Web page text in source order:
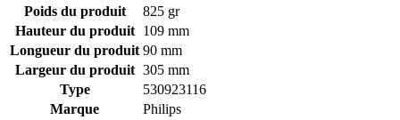
Poids du produit
825 gr
Hauteur du produit
109 mm
Longueur du produit 90 mm
Largeur du produit 305 mm
Type
530923116
Marque
Philips